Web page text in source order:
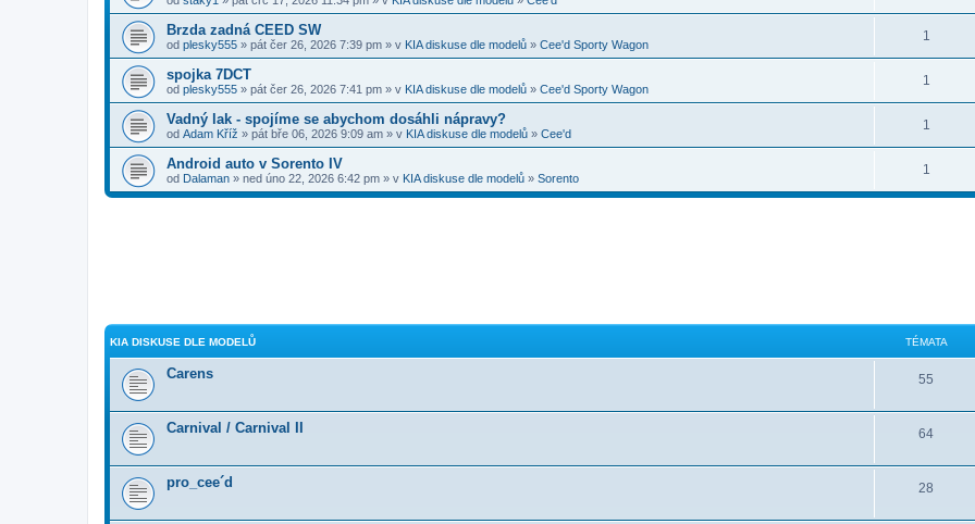
Brzda zadná CEED SW
od plesky555 » pát čer 26, 2026 7:39 pm » v KIA diskuse dle modelů » Cee'd Sporty Wagon
1
spojka 7DCT
od plesky555 » pát čer 26, 2026 7:41 pm » v KIA diskuse dle modelů » Cee'd Sporty Wagon
1
Vadný lak - spojíme se abychom dosáhli nápravy?
od Adam Kříž » pát bře 06, 2026 9:09 am » v KIA diskuse dle modelů » Cee'd
1
Android auto v Sorento IV
od Dalaman » ned úno 22, 2026 6:42 pm » v KIA diskuse dle modelů » Sorento
1
KIA DISKUSE DLE MODELŮ TÉMATA
Carens 55
Carnival / Carnival II 64
pro_cee´d 28